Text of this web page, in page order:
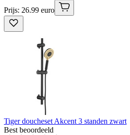
Prijs: 26.99 euro
Tiger doucheset Akcent 3 standen zwart
Best beoordeeld